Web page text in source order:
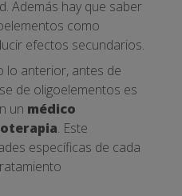
Además hay que saber
como
efectos secundarios.
lo anterior, antes de
de oligoelementos es
un médico
. Este
específicas de cada